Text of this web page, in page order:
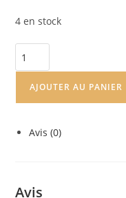
4 en stock
AJOUTER AU PANIER
Avis (0)
Avis